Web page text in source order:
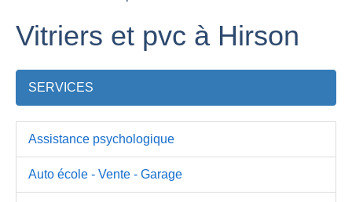
Vitriers et pvc à Hirson
SERVICES
Assistance psychologique
Auto école - Vente - Garage